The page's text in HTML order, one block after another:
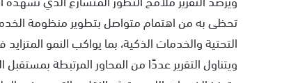
تحظى به من اهتمام متواصل بتطوير منظومة
التحتية والخدمات الذكية، بما يواكب النمو
ويتناول التقرير عددًا من المحاور المرتبطة